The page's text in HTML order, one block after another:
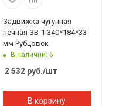
Задвижка чугунная
печная ЗВ-1 340*184*33
мм Рубцовск
В наличии: 6
2 532руб./шт
В корзину